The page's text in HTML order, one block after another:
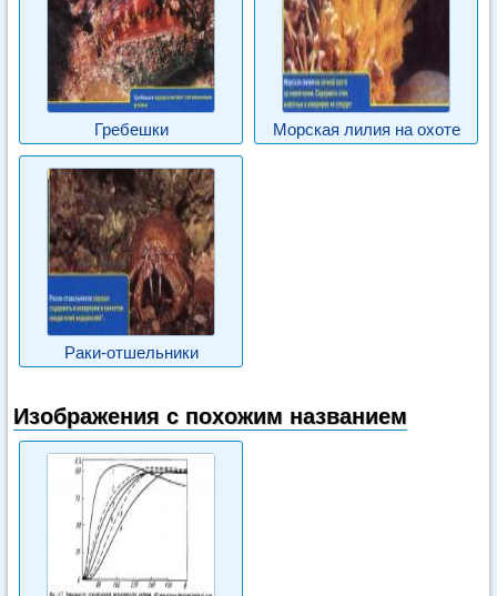
Гребешки Морская лилия на охоте
Раки-отшельники
Изображения с похожим названием